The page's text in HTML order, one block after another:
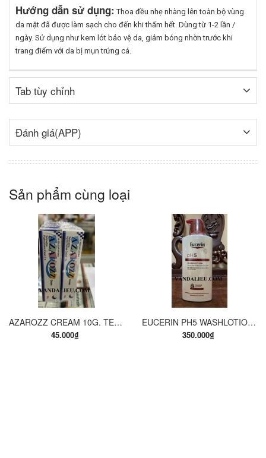
Hướng dẫn sử dụng: Thoa đều nhẹ nhàng lên toàn bộ vùng
da mặt đã được làm sạch cho đến khi thấm hết. Dùng từ 1-2 lần /
ngày. Sử dụng như kem lót bảo vệ da, giảm bóng nhờn trước khi
trang điểm với da bị mụn trứng cá.
Tab tùy chỉnh
Đánh giá(APP)
Sản phẩm cùng loại
AZAROZZ CREAM 10G. TERBINAFINE 1%. THUỐC TRỊ NẤM DA CHÂN, NẤM DA ĐÙI, NẤM DA THÂN, LANG BEN...
45.000₫
EUCERIN PH5 WASHLOTION 400ML. SỮA TẮM DẠNG GEL CHO DA NHẠY CẢM.
350.000₫